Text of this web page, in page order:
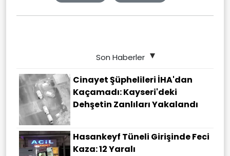
Son Haberler
Cinayet Şüphelileri İHA'dan
Kaçamadı: Kayseri'deki
Dehşetin Zanlıları Yakalandı
Hasankeyf Tüneli Girişinde Feci
Kaza: 12 Yaralı